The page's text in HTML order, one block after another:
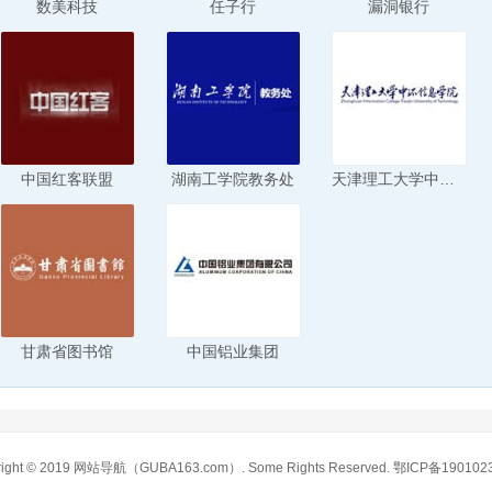
数美科技 任子行 漏洞银行
中国红客联盟 湖南工学院教务处
甘肃省图书馆 中国铝业集团
© 2019 网站导航（GUBA163.com）. Some Rights Reserved. 鄂ICP备